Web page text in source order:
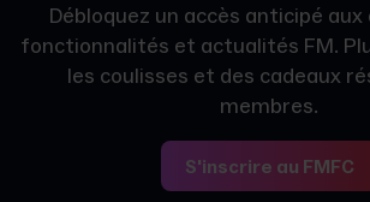
Débloquez un accès anticipé aux
fonctionnalités et actualités FM.
les coulisses et des cadeaux
membres.
S'inscrire au FMFC